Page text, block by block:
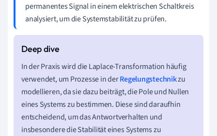
permanentes Signal in einem elektrischen Schaltkreis
analysiert, um die Systemstabilität zu prüfen.
In der Praxis wird die Laplace-Transformation häufig
verwendet, um Prozesse in derRegelungstechnikzu
modellieren, da sie dazu beiträgt, die Pole und Nullen
eines Systems zu bestimmen. Diese sind daraufhin
entscheidend, um das Antwortverhalten und
insbesondere die Stabilität eines Systems zu